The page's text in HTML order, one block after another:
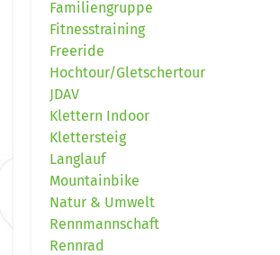
Familiengruppe
Fitnesstraining
Freeride
Hochtour/Gletschertour
JDAV
Klettern Indoor
Klettersteig
Langlauf
Mountainbike
Natur & Umwelt
Rennmannschaft
Rennrad